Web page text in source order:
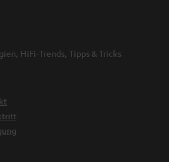
HiFi-Trends, Tipps & Tricks